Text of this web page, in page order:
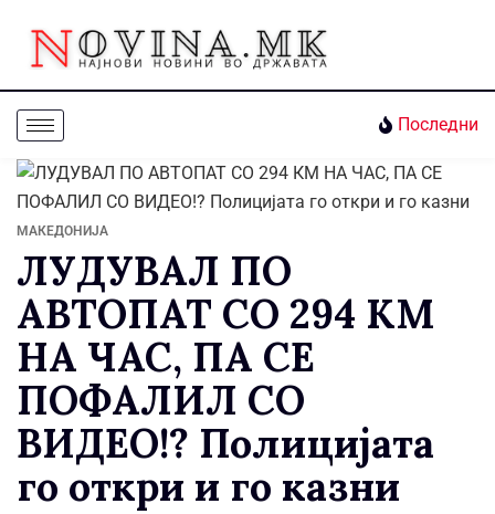
Последни
МАКЕДОНИЈА
ЛУДУВАЛ ПО
АВТОПАТ СО 294 КМ
НА ЧАС, ПА СЕ
ПОФАЛИЛ СО
ВИДЕО!? Полицијата
го откри и го казни